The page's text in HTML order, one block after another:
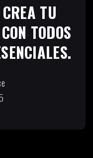
TU
TODOS